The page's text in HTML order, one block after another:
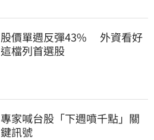
股價單週反彈43%　 外資看好
這檔列首選股
專家喊台股「下週噴千點」關
鍵訊號